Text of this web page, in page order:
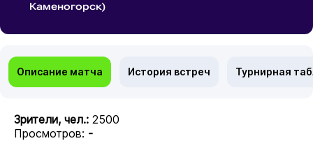
Каменогорск)
Описание матча История встреч Турнирная
Зрители, чел.: 2500
Просмотров: -